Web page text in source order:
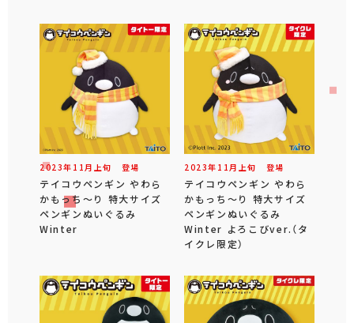
2023年 11 月 上旬 登場
テイコウペンギン やわら
かもっち～り 特大サイズ
ペンギンぬいぐるみ
Winter
2023年 11 月 上旬 登場
テイコウペンギン やわら
かもっち～り 特大サイズ
ペンギンぬいぐるみ
Winter よろこびver.（タ
イクレ限定）